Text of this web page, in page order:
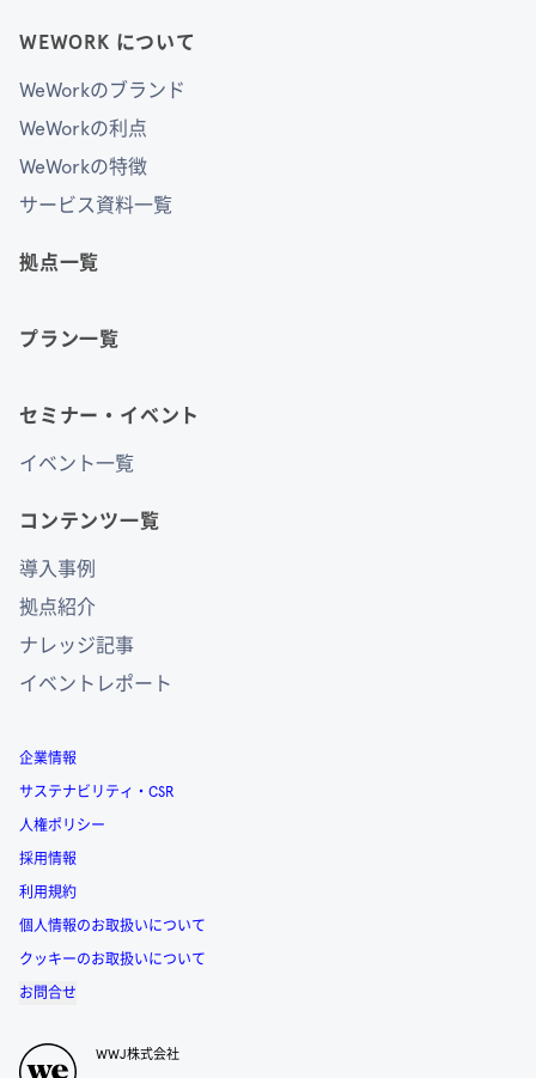
WEWORK について
WeWorkのブランド
WeWorkの利点
WeWorkの特徴
サービス資料一覧
拠点一覧
プラン一覧
セミナー・イベント
イベント一覧
コンテンツ一覧
導入事例
拠点紹介
ナレッジ記事
イベントレポート
企業情報
サステナビリティ・CSR
人権ポリシー
採用情報
利用規約
個人情報のお取扱いについて
クッキーのお取扱いについて
お問合せ
WWJ株式会社